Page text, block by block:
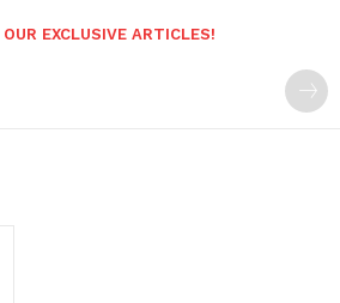
EXCLUSIVE ARTICLES!